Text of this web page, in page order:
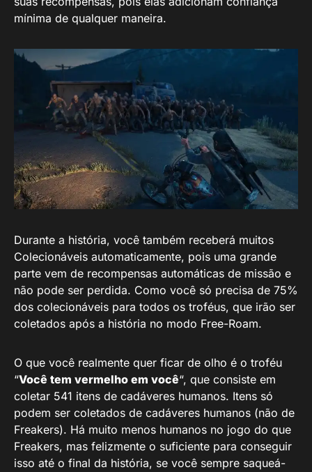
mínima de qualquer maneira.
Durante a história, você também receberá muitos
Colecionáveis automaticamente, pois uma grande
parte vem de recompensas automáticas de missão e
não pode ser perdida. Como você só precisa de 75%
dos colecionáveis para todos os troféus, que irão ser
coletados após a história no modo Free-Roam.
O que você realmente quer ficar de olho é o troféu
“Você tem vermelho em você“, que consiste em
coletar 541 itens de cadáveres humanos. Itens só
podem ser coletados de cadáveres humanos (não de
Freakers). Há muito menos humanos no jogo do que
Freakers, mas felizmente o suficiente para conseguir
isso até o final da história, se você sempre saqueá-